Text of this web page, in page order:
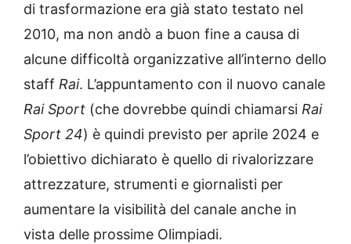
di trasformazione era già stato testato nel
2010, ma non andò a buon fine a causa di
alcune difficoltà organizzative all’interno dello
staff Rai. L’appuntamento con il nuovo canale
Rai Sport (che dovrebbe quindi chiamarsi Rai
Sport 24) è quindi previsto per aprile 2024 e
l’obiettivo dichiarato è quello di rivalorizzare
attrezzature, strumenti e giornalisti per
aumentare la visibilità del canale anche in
vista delle prossime Olimpiadi.